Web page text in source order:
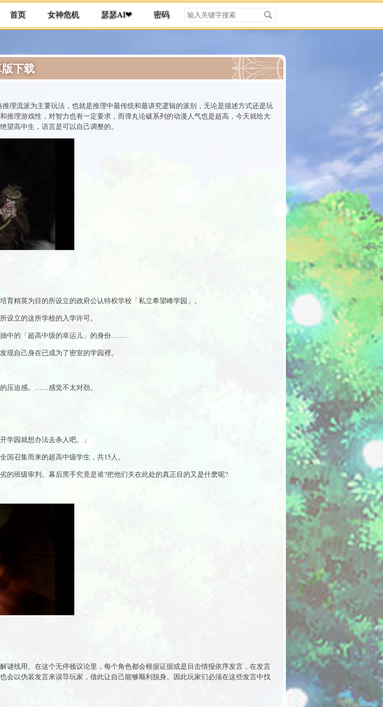
首页 女神危机 瑟瑟AI❤ 密码
搜
索
关
下载
理流派为主要玩法，也就是推理中最传统和最讲究逻辑的派别，无论是描述方式还是玩
推理游戏性，对智力也有一定要求，而弹丸论破系列的动漫人气也是超高，今天就给大
高中生，语言是可以自己调整的。
精英为目的所设立的政府公认特权学校「私立希望峰学园」。
设立的这所学校的入学许可。
中的「超高中级的幸运儿」的身份….…
现自己身在已成为了密室的学园裡。
压迫感。……感觉不太对劲。
学园就想办法去杀人吧。」
召集而来的超高中级学生，共15人。
的班级审判。幕后黑手究竟是谁?把他们关在此处的真正目的又是什麽呢?
谜线用。在这个无停顿议论里，每个角色都会根据证据或是目击情报依序发言，在发言
会以伪装发言来误导玩家，借此让自己能够顺利脱身。因此玩家们必须在这些发言中找